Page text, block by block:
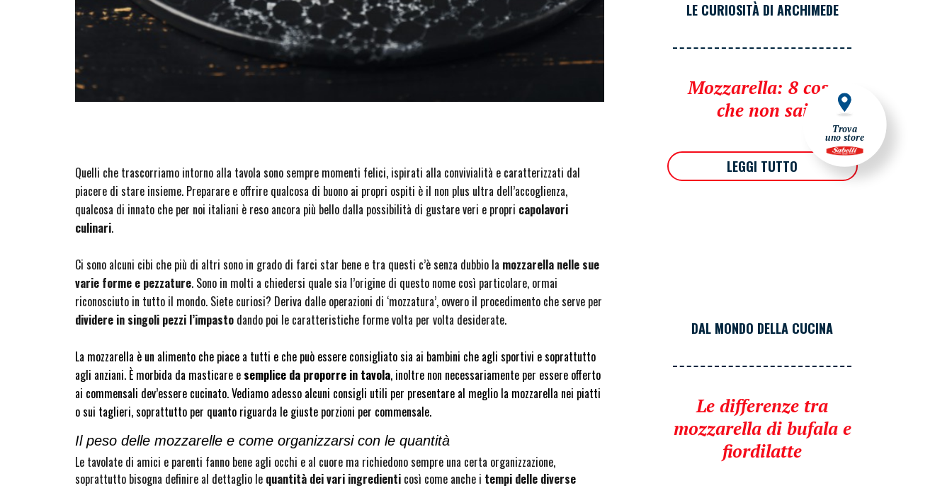
Trova
uno store
Quelli che trascorriamo intorno alla tavola sono sempre momenti felici, ispirati alla convivialità e caratterizzati dal
piacere di stare insieme. Preparare e offrire qualcosa di buono ai propri ospiti è il non plus ultra dell’accoglienza,
qualcosa di innato che per noi italiani è reso ancora più bello dalla possibilità di gustare veri e propri capolavori
culinari.
Ci sono alcuni cibi che più di altri sono in grado di farci star bene e tra questi c’è senza dubbio la mozzarella nelle sue
varie forme e pezzature. Sono in molti a chiedersi quale sia l’origine di questo nome così particolare, ormai
riconosciuto in tutto il mondo. Siete curiosi? Deriva dalle operazioni di ‘mozzatura’, ovvero il procedimento che serve per
dividere in singoli pezzi l’impasto dando poi le caratteristiche forme volta per volta desiderate.
La mozzarella è un alimento che piace a tutti e che può essere consigliato sia ai bambini che agli sportivi e soprattutto
agli anziani. È morbida da masticare e semplice da proporre in tavola, inoltre non necessariamente per essere offerto
ai commensali dev’essere cucinato. Vediamo adesso alcuni consigli utili per presentare al meglio la mozzarella nei piatti
o sui taglieri, soprattutto per quanto riguarda le giuste porzioni per commensale.
Il peso delle mozzarelle e come organizzarsi con le quantità
Le tavolate di amici e parenti fanno bene agli occhi e al cuore ma richiedono sempre una certa organizzazione,
soprattutto bisogna definire al dettaglio le quantità dei vari ingredienti così come anche i tempi delle diverse
LE CURIOSITÀ DI ARCHIMEDE
Mozzarella: 8 cose
che non sai
LEGGI TUTTO
DAL MONDO DELLA CUCINA
Le differenze tra
mozzarella di bufala e
fiordilatte